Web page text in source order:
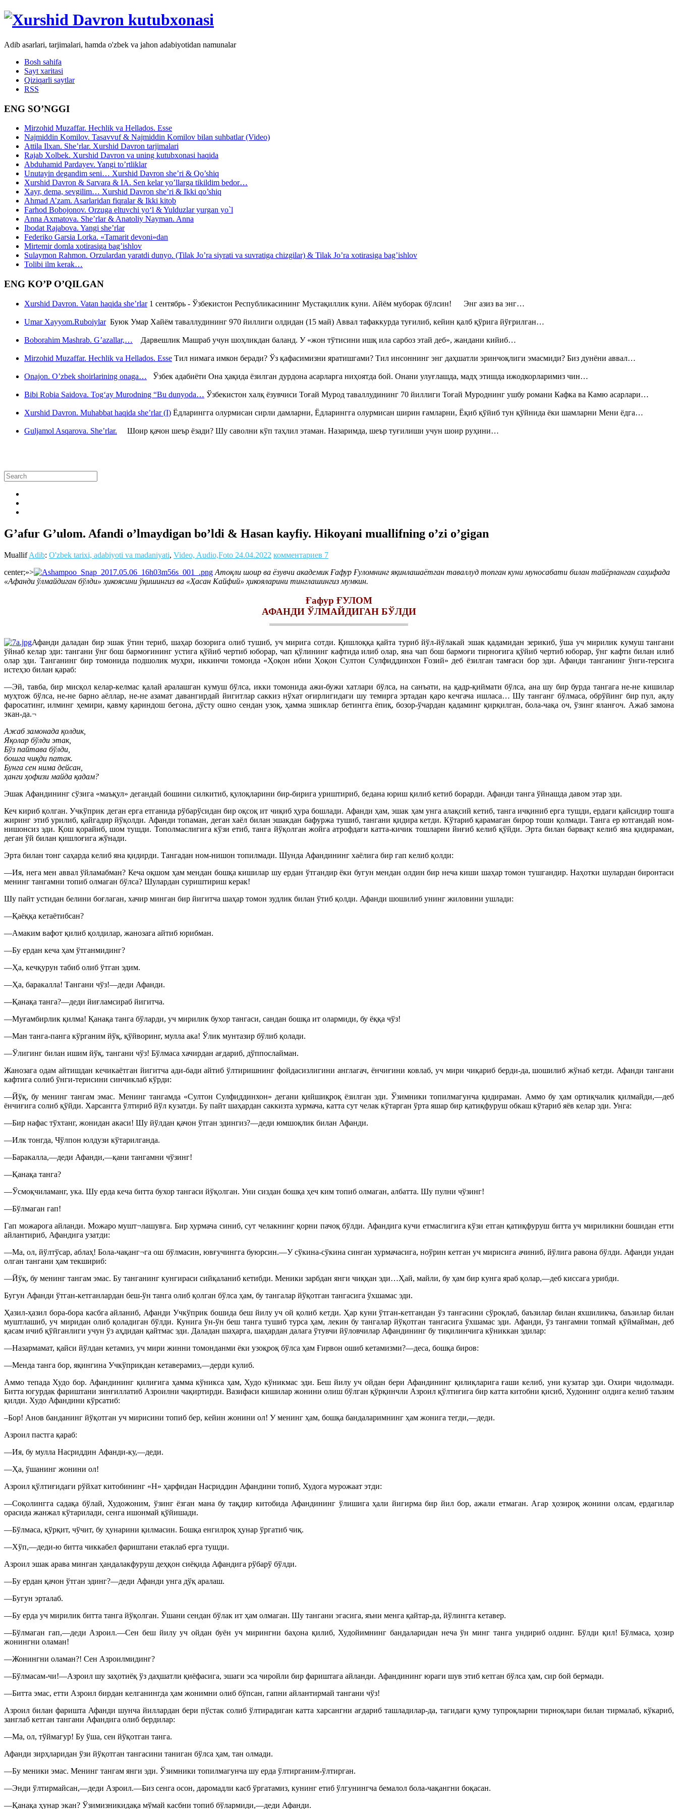
Adib asarlari, tarjimalari, hamda o'zbek va jahon adabiyotidan namunalar
Bosh sahifa
Sayt xaritasi
Qiziqarli saytlar
RSS
ENG SO’NGGI
Mirzohid Muzaffar. Hechlik va Hellados. Esse
Najmiddin Komilov. Tasavvuf & Najmiddin Komilov bilan suhbatlar (Video)
Attila Ilxan. She’rlar. Xurshid Davron tarjimalari
Rajab Xolbek. Xurshid Davron va uning kutubxonasi haqida
Abduhamid Pardayev. Yangi to’rtliklar
Unutayin degandim seni… Xurshid Davron she’ri & Qo’shiq
Xurshid Davron & Sarvara & IA. Sen kelar yo’llarga tikildim bedor…
Xayr, dema, sevgilim… Xurshid Davron she’ri & Ikki qo’shiq
Ahmad A’zam. Asarlaridan fiqralar & Ikki kitob
Farhod Bobojonov. Orzuga eltuvchi yo‘l & Yulduzlar yurgan yo`l
Anna Axmatova. She’rlar & Anatoliy Nayman. Anna
Ibodat Rajabova. Yangi she’rlar
Federiko Garsia Lorka. «Tamarit devoni»dan
Mirtemir domla xotirasiga bag’ishlov
Sulaymon Rahmon. Orzulardan yaratdi dunyo. (Tilak Jo’ra siyrati va suvratiga chizgilar) & Tilak Jo’ra xotirasiga bag’ishlov
Tolibi ilm kerak…
ENG KO’P O’QILGAN
Xurshid Davron. Vatan haqida she’rlar1 сентябрь - Ўзбекистон Республикасининг Мустақиллик куни. Айём муборак бўлсин! Энг азиз ва энг…
Umar Xayyom.RuboiylarБуюк Умар Хайём таваллудининг 970 йиллиги олдидан (15 май) Аввал тафаккурда туғилиб, кейин қалб қўрига йўғрилган…
Boborahim Mashrab. G’azallar,… Дарвешлик Машраб учун шоҳликдан баланд. У «жон тўтисини ишқ ила сарбоз этай деб», жандани кийиб…
Mirzohid Muzaffar. Hechlik va Hellados. Esse Тил нимага имкон беради? Ўз қафасимизни яратишгами? Тил инсоннинг энг даҳшатли эринчоқлиги эмасмиди? Биз дунёни аввал…
Onajon. O’zbek shoirlarining onaga… Ўзбек адабиёти Она ҳақида ёзилган дурдона асарларга ниҳоятда бой. Онани улуғлашда, мадҳ этишда ижодкорларимиз чин…
Bibi Robia Saidova. Tog‘ay Murodning “Bu dunyoda… Ўзбекистон халқ ёзувчиси Тоғай Мурод таваллудининг 70 йиллиги Тоғай Муроднинг ушбу романи Кафка ва Камю асарлари…
Xurshid Davron. Muhabbat haqida she’rlar (I) Ёдларингга олурмисан сирли дамларни, Ёдларингга олурмисан ширин ғамларни, Ёқиб қўйиб тун қўйнида ёки шамларни Мени ёдга…
Guljamol Asqarova. She’rlar. Шоир қачон шеър ёзади? Шу саволни кўп таҳлил этаман. Назаримда, шеър туғилиши учун шоир руҳини…
G’afur G’ulom. Afandi o’lmaydigan bo’ldi & Hasan kayfiy. Hikoyani muallifning o’zi o’gigan
MuallifAdib: O'zbek tarixi, adabiyoti va madaniyati, Video, Audio,Foto 24.04.2022 комментариев 7
center;»>
Атоқли шоир ва ёзувчи академик Ғафур Ғуломнинг яқинлашаётган таваллуд топган куни муносабати билан тайёрланган саҳифада
«Афанди ўлмайдиган бўлди» ҳикоясини ўқишингиз ва «Ҳасан Кайфий» ҳикояларини тинглашингиз мумкин.
Ғафур ҒУЛОМ
АФАНДИ ЎЛМАЙДИГАН БЎЛДИ
Афанди даладан бир эшак ўтин териб, шаҳар бозорига олиб тушиб, уч мирига сотди. Қишлоққа қайта туриб йўл-йўлакай эшак қадамидан зерикиб, ўша уч мирилик кумуш тангани
ўйнаб келар эди: тангани ўнг бош бармоғининг устига қўйиб чертиб юборар, чап қўлининг кафтида илиб олар, яна чап бош бармоғи тирноғига қўйиб чертиб юборар, ўнг кафти билан илиб
олар эди. Танганинг бир томонида подшолик муҳри, иккинчи томонда «Ҳоқон ибни Ҳоқон Султон Сулфиддинхон Ғозий» деб ёзилган тамғаси бор эди. Афанди танганинг ўнги-терсига
истеҳзо билан қараб:
—Эй, тавба, бир мисқол келар-келмас қалай аралашган кумуш бўлса, икки томонида ажи-бужи хатлари бўлса, на санъати, на қадр-қиймати бўлса, ана шу бир бурда тангага не-не кишилар
муҳтож бўлса, не-не барно аёллар, не-не азамат давангирдай йигитлар саккиз нўхат оғирлигидаги шу темирга эртадан қаро кечгача ишласа… Шу танганг бўлмаса, обрўйинг бир пул, ақлу
фаросатинг, илминг ҳемири, қавму қариндош бегона, дўсту ошно сендан узоқ, ҳамма эшиклар бетингга ёпиқ, бозор-ўчардан қадаминг қирқилган, бола-чақа оч, ўзинг яланғоч. Ажаб замона
экан-да.¬
Ажаб замонада қолдик,
Яқолар бўлди этак,
Бўз пайтава бўлди,
бошга чиқди патак.
Бунга сен нима дейсан,
ҳанги ҳофизи майда қадам?
Эшак Афандининг сўзига «маъқул» дегандай бошини силкитиб, қулоқларини бир-бирига уриштириб, бедана юриш қилиб кетиб борарди. Афанди танга ўйнашда давом этар эди.
Кеч кириб қолган. Учкўприк деган ерга етганида рўбарўсидан бир оқсоқ ит чиқиб ҳура бошлади. Афанди ҳам, эшак ҳам унга алақсий кетиб, танга ичқиниб ерга тушди, ердаги қайсидир тошга
жиринг этиб урилиб, қайгадир йўқолди. Афанди топаман, деган хаёл билан эшакдан бафуржа тушиб, тангани қидира кетди. Кўтариб қарамаган бирор тоши қолмади. Танга ер ютгандай ном-
нишонсиз эди. Қош қорайиб, шом тушди. Тополмаслигига кўзи етиб, танга йўқолган жойга атрофдаги катта-кичик тошларни йиғиб келиб қўйди. Эрта билан барвақт келиб яна қидираман,
деган ўй билан қишлоғига жўнади.
Эрта билан тонг саҳарда келиб яна қидирди. Тангадан ном-нишон топилмади. Шунда Афандининг хаёлига бир гап келиб қолди:
—Ия, нега мен аввал ўйламабман? Кеча оқшом ҳам мендан бошқа кишилар шу ердан ўтгандир ёки бугун мендан олдин бир неча киши шаҳар томон тушгандир. Наҳотки шулардан биронтаси
менинг тангамни топиб олмаган бўлса? Шулардан суриштириш керак!
Шу пайт устидан белини боғлаган, хачир минган бир йигитча шаҳар томон зудлик билан ўтиб қолди. Афанди шошилиб унинг жиловини ушлади:
—Қаёққа кетаётибсан?
—Амаким вафот қилиб қолдилар, жанозага айтиб юрибман.
—Бу ердан кеча ҳам ўтганмидинг?
—Ҳа, кечқурун табиб олиб ўтган эдим.
—Ҳа, баракалла! Тангани чўз!—деди Афанди.
—Қанақа танга?—деди йиғламсираб йигитча.
—Муғамбирлик қилма! Қанақа танга бўларди, уч мирилик бухор тангаси, сандан бошқа ит олармиди, бу ёққа чўз!
—Ман танга-панга кўрганим йўқ, қўйворинг, мулла ака! Ўлик мунтазир бўлиб қолади.
—Ўлигинг билан ишим йўқ, тангани чўз! Бўлмаса хачирдан ағдариб, дўппослайман.
Жанозага одам айтишдан кечикаётган йигитча ади-бади айтиб ўлтиришнинг фойдасизлигини англагач, ёнчиғини ковлаб, уч мири чиқариб берди-да, шошилиб жўнаб кетди. Афанди тангани
кафтига солиб ўнги-терисини синчиклаб кўрди:
—Йўқ, бу менинг тангам эмас. Менинг тангамда «Султон Сулфиддинхон» дегани қийшиқроқ ёзилган эди. Ўзимники топилмагунча қидираман. Аммо бу ҳам ортиқчалик қилмайди,—деб
ёнчиғига солиб қўйди. Харсангга ўлтириб йўл кузатди. Бу пайт шаҳардан саккизта хурмача, катта сут челак кўтарган ўрта яшар бир қатиқфуруш обкаш кўтариб яёв келар эди. Унга:
—Бир нафас тўхтанг, жонидан акаси! Шу йўлдан қачон ўтган эдингиз?—деди юмшоқлик билан Афанди.
—Илк тонгда, Чўлпон юлдузи кўтарилганда.
—Баракалла,—деди Афанди,—қани тангамни чўзинг!
—Қанақа танга?
—Ўсмоқчиламанг, ука. Шу ерда кеча битта бухор тангаси йўқолган. Уни сиздан бошқа ҳеч ким топиб олмаган, албатта. Шу пулни чўзинг!
—Бўлмаган гап!
Гап можарога айланди. Можаро мушт¬лашувга. Бир хурмача синиб, сут челакнинг қорни пачоқ бўлди. Афандига кучи етмаслигига кўзи етган қатиқфуруш битта уч мириликни бошидан етти
айлантириб, Афандига узатди:
—Ма, ол, йўлтўсар, аблаҳ! Бола-чақанг¬га ош бўлмасин, ювғучингга буюрсин.—У сўкина-сўкина синган хурмачасига, ноўрин кетган уч мирисига ачиниб, йўлига равона бўлди. Афанди ундан
олган тангани ҳам текшириб:
—Йўқ, бу менинг тангам эмас. Бу танганинг кунгираси сийқаланиб кетибди. Меники зарбдан янги чиққан эди…Ҳай, майли, бу ҳам бир кунга яраб қолар,—деб киссага урибди.
Бугун Афанди ўтган-кетганлардан беш-ўн танга олиб қолган бўлса ҳам, бу тангалар йўқотган тангасига ўхшамас эди.
Ҳазил-ҳазил бора-бора касбга айланиб, Афанди Учкўприк бошида беш йилу уч ой қолиб кетди. Ҳар куни ўтган-кетгандан ўз тангасини сўроқлаб, баъзилар билан яхшиликча, баъзилар билан
муштлашиб, уч миридан олиб қоладиган бўлди. Кунига ўн-ўн беш танга тушиб турса ҳам, лекин бу тангалар йўқотган тангасига ўхшамас эди. Афанди, ўз тангамни топмай қўймайман, деб
қасам ичиб қўйганлиги учун ўз аҳдидан қайтмас эди. Даладан шаҳарга, шаҳардан далага ўтувчи йўловчилар Афандининг бу тиқилинчига кўниккан эдилар:
—Назармамат, қайси йўлдан кетамиз, уч мири жинни томонданми ёки узоқроқ бўлса ҳам Ғирвон ошиб кетамизми?—деса, бошқа биров:
—Менда танга бор, яқингина Учкўприкдан кетаверамиз,—дерди кулиб.
Аммо тепада Худо бор. Афандининг қилиғига ҳамма кўникса ҳам, Худо кўникмас эди. Беш йилу уч ойдан бери Афандининг қилиқларига ғаши келиб, уни кузатар эди. Охири чидолмади.
Битта югурдак фариштани зинғиллатиб Азроилни чақиртирди. Вазифаси кишилар жонини олиш бўлган қўрқинчли Азроил қўлтиғига бир катта китобни қисиб, Худонинг олдига келиб таъзим
қилди. Худо Афандини кўрсатиб:
–Бор! Анов банданинг йўқотган уч мирисини топиб бер, кейин жонини ол! У менинг ҳам, бошқа бандаларимнинг ҳам жонига тегди,—деди.
Азроил пастга қараб:
—Ия, бу мулла Насриддин Афанди-ку,—деди.
—Ҳа, ўшанинг жонини ол!
Азроил қўлтиғидаги рўйхат китобининг «Н» ҳарфидан Насриддин Афандини топиб, Худога мурожаат этди:
—Соқолингга садақа бўлай, Художоним, ўзинг ёзган мана бу тақдир китобида Афандининг ўлишига ҳали йигирма бир йил бор, ажали етмаган. Агар ҳозироқ жонини олсам, ердагилар
орасида жанжал кўтарилади, сенга ишонмай қўйишади.
—Бўлмаса, қўрқит, чўчит, бу ҳунарини қилмасин. Бошқа енгилроқ ҳунар ўргатиб чиқ.
—Хўп,—деди-ю битта чиккабел фариштани етаклаб ерга тушди.
Азроил эшак арава минган ҳандалакфуруш деҳқон сиёқида Афандига рўбарў бўлди.
—Бу ердан қачон ўтган эдинг?—деди Афанди унга дўқ аралаш.
—Бугун эрталаб.
—Бу ерда уч мирилик битта танга йўқолган. Ўшани сендан бўлак ит ҳам олмаган. Шу тангани эгасига, яъни менга қайтар-да, йўлингга кетавер.
—Бўлмаган гап,—деди Азроил.—Сен беш йилу уч ойдан буён уч мирингни баҳона қилиб, Худойимнинг бандаларидан неча ўн минг танга ундириб олдинг. Бўлди қил! Бўлмаса, ҳозир
жонингни оламан!
—Жонингни оламан?! Сен Азроилмидинг?
—Бўлмасам-чи!—Азроил шу заҳотиёқ ўз даҳшатли қиёфасига, эшаги эса чиройли бир фариштага айланди. Афандининг юраги шув этиб кетган бўлса ҳам, сир бой бермади.
—Битта эмас, етти Азроил бирдан келганингда ҳам жонимни олиб бўпсан, гапни айлантирмай тангани чўз!
Азроил билан фаришта Афанди шунча йиллардан бери пўстак солиб ўлтирадиган катта харсангни ағдариб ташладилар-да, тагидаги қуму тупроқларни тирноқлари билан тирмалаб, кўкариб,
занглаб кетган тангани Афандига олиб бердилар:
—Ма, ол, тўймагур! Бу ўша, сен йўқотган танга.
Афанди зирҳларидан ўзи йўқотган тангасини таниган бўлса ҳам, тан олмади.
—Бу меники эмас. Менинг тангам янги эди. Ўзимники топилмагунча шу ерда ўлтирганим-ўлтирган.
—Энди ўлтирмайсан,—деди Азроил.—Биз сенга осон, даромадли касб ўргатамиз, кунинг етиб ўлгунингча бемалол бола-чақангни боқасан.
—Қанақа ҳунар экан? Ўзимизникидақа мўмай касбни топиб бўлармиди,—деди Афанди.